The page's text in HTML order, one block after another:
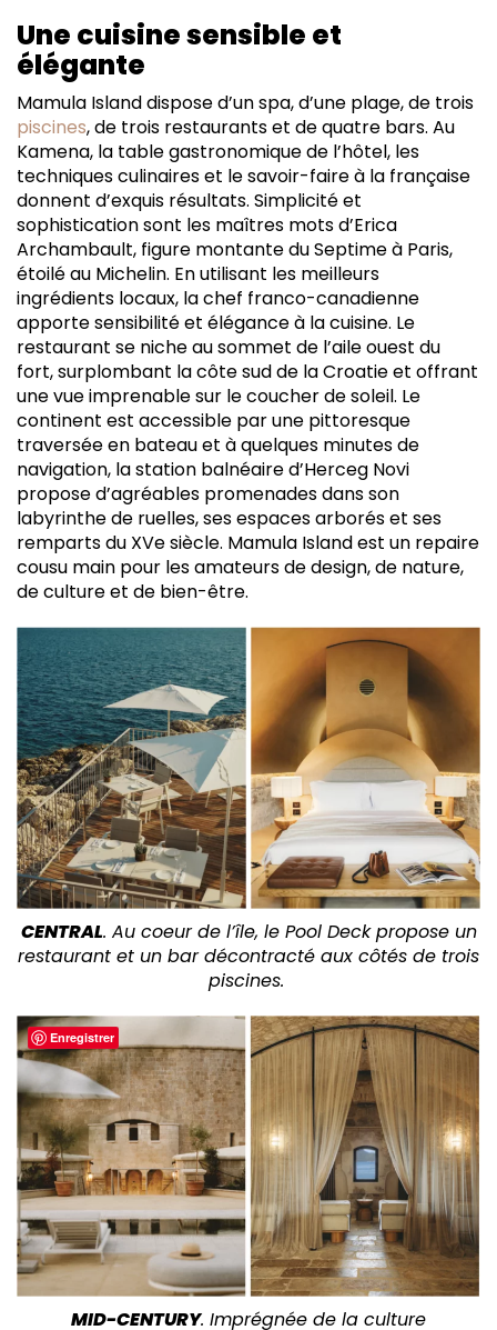
Une cuisine sensible et
élégante
Mamula Island dispose d’un spa, d’une plage, de trois
piscines, de trois restaurants et de quatre bars. Au
Kamena, la table gastronomique de l’hôtel, les
techniques culinaires et le savoir-faire à la française
donnent d’exquis résultats. Simplicité et
sophistication sont les maîtres mots d’Erica
Archambault, figure montante du Septime à Paris,
étoilé au Michelin. En utilisant les meilleurs
ingrédients locaux, la chef franco-canadienne
apporte sensibilité et élégance à la cuisine. Le
restaurant se niche au sommet de l’aile ouest du
fort, surplombant la côte sud de la Croatie et offrant
une vue imprenable sur le coucher de soleil. Le
continent est accessible par une pittoresque
traversée en bateau et à quelques minutes de
navigation, la station balnéaire d’Herceg Novi
propose d’agréables promenades dans son
labyrinthe de ruelles, ses espaces arborés et ses
remparts du XVe siècle. Mamula Island est un repaire
cousu main pour les amateurs de design, de nature,
de culture et de bien-être.
CENTRAL. Au coeur de l’île, le Pool Deck propose un
restaurant et un bar décontracté aux côtés de trois
piscines.
MID-CENTURY. Imprégnée de la culture
Enregistrer